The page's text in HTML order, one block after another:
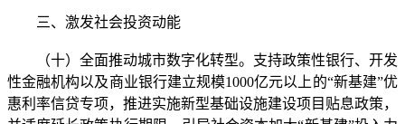
三、激发社会投资动能
（十）全面推动城市数字化转型。支持政策性银行、开发
性金融机构以及商业银行建立规模1000亿元以上的“新基建”优
惠利率信贷专项，推进实施新型基础设施建设项目贴息政策，